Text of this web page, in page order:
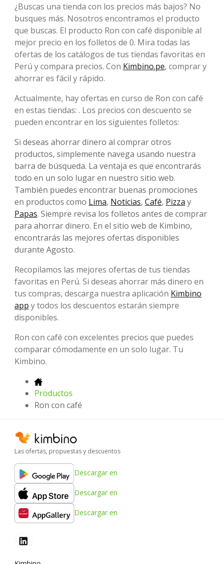
¿Buscas una tienda con los precios más bajos? No
busques más. Nosotros encontramos el producto
que buscas. El producto Ron con café disponible al
mejor precio en los folletos de 0. Mira todas las
ofertas de los catálogos de tus tiendas favoritas en
Perú y compara precios. Con Kimbino.pe, comprar y
ahorrar es fácil y rápido.
Actualmente, hay ofertas en curso de Ron con café
en estas tiendas: . Los precios con descuento se
pueden encontrar en los siguientes folletos:
Si deseas ahorrar dinero al comprar otros
productos, simplemente navega usando nuestra
barra de búsqueda. La ventaja es que encontrarás
todo en un solo lugar en nuestro sitio web.
También puedes encontrar buenas promociones
en productos como Lima, Noticias, Café, Pizza y
Papas. Siempre revisa los folletos antes de comprar
para ahorrar dinero. En el sitio web de Kimbino,
encontrarás las mejores ofertas disponibles
durante Agosto.
Recopilamos las mejores ofertas de tus tiendas
favoritas en Perú. Si deseas ahorrar más dinero en
tus compras, descarga nuestra aplicación Kimbino
app y todos los descuentos estarán siempre
disponibles.
Ron con café con excelentes precios que puedes
comparar cómodamente en un solo lugar. Tu
Kimbino.
Productos
Ron con café
Las ofertas, propuestas y descuentos
Descargar en
Descargar en
Descargar en